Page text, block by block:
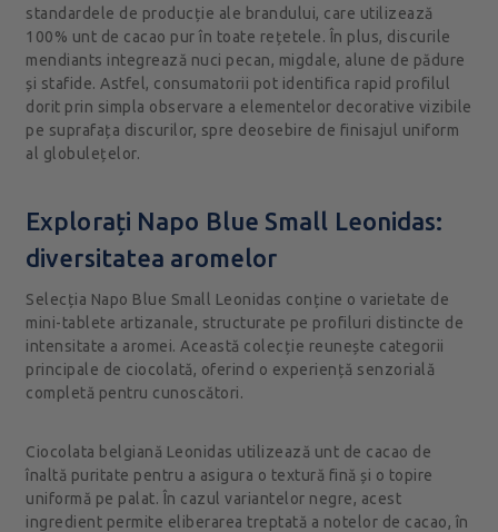
standardele de producție ale brandului, care utilizează
100% unt de cacao pur în toate rețetele. În plus, discurile
mendiants integrează nuci pecan, migdale, alune de pădure
și stafide. Astfel, consumatorii pot identifica rapid profilul
dorit prin simpla observare a elementelor decorative vizibile
pe suprafața discurilor, spre deosebire de finisajul uniform
al globulețelor.
Explorați Napo Blue Small Leonidas:
diversitatea aromelor
Selecția Napo Blue Small Leonidas conține o varietate de
mini-tablete artizanale, structurate pe profiluri distincte de
intensitate a aromei. Această colecție reunește categorii
principale de ciocolată, oferind o experiență senzorială
completă pentru cunoscători.
Ciocolata belgiană Leonidas utilizează unt de cacao de
înaltă puritate pentru a asigura o textură fină și o topire
uniformă pe palat. În cazul variantelor negre, acest
ingredient permite eliberarea treptată a notelor de cacao, în